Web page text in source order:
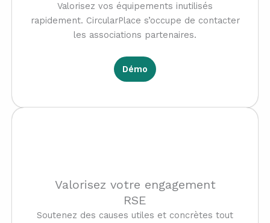
Valorisez vos équipements inutilisés
rapidement. CircularPlace s’occupe de contacter
les associations partenaires.
Démo
Valorisez votre engagement
RSE
Soutenez des causes utiles et concrètes tout